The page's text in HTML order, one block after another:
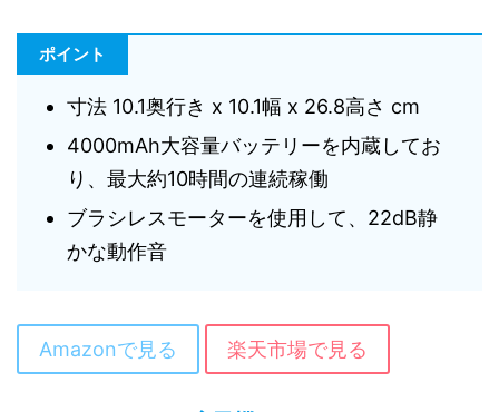
ポイント
寸法 10.1奥行き x 10.1幅 x 26.8高さ cm
4000mAh大容量バッテリーを内蔵してお
り、最大約10時間の連続稼働
ブラシレスモーターを使用して、22dB静
かな動作音
Amazonで見る 楽天市場で見る